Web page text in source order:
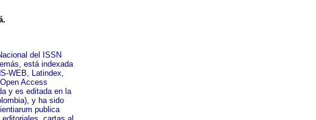
del ISSN
está indexada
WEB, Latindex,
Access
y es editada en la
y ha sido
publica